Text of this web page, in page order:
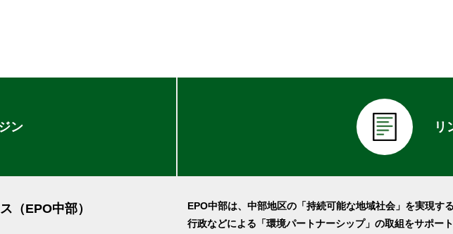
ン リ
（EPO中部）
EPO中部は、中部地区の「持続可能な地域社会」を実現す
行政などによる「環境パートナーシップ」の取組をサポー